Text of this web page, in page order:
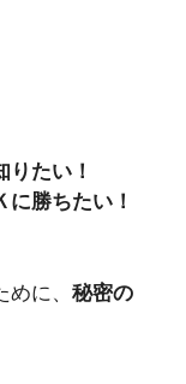
たい！
勝ちたい！
に、 秘密の